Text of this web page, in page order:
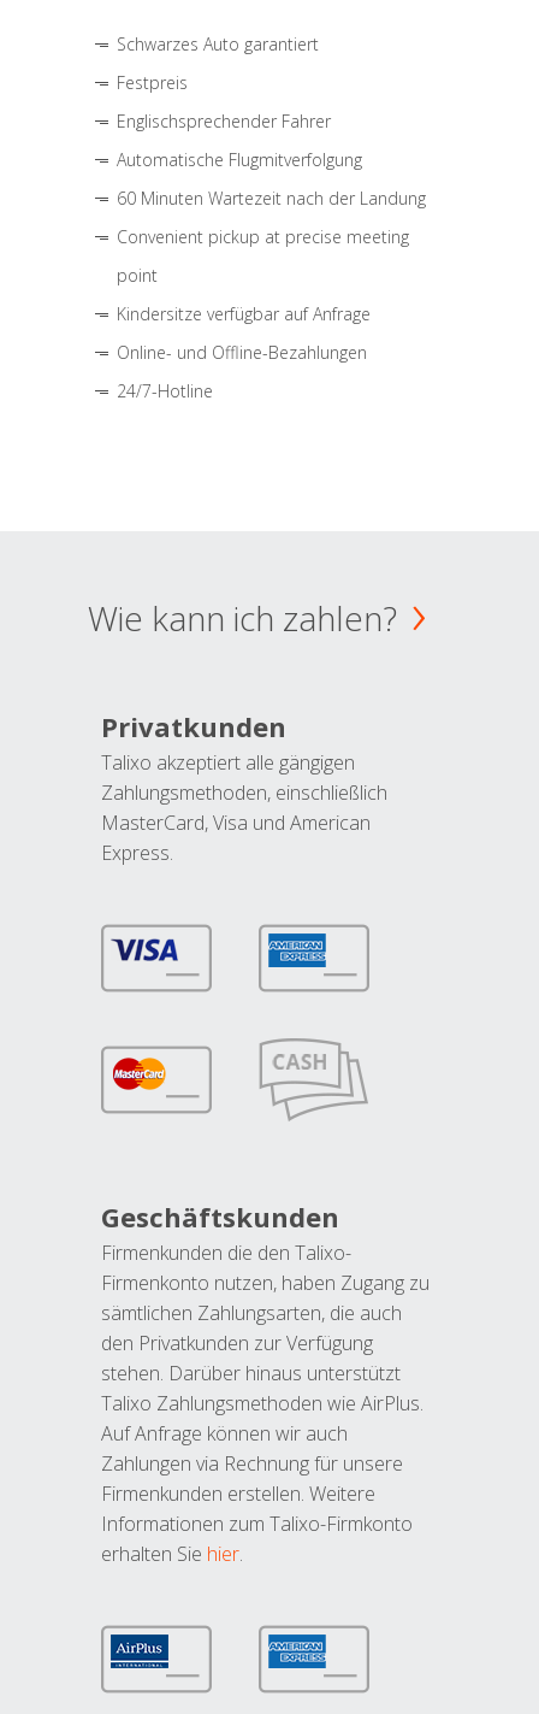
Schwarzes Auto garantiert
Festpreis
Englischsprechender Fahrer
Automatische Flugmitverfolgung
60 Minuten Wartezeit nach der Landung
Convenient pickup at precise meeting
point
Kindersitze verfügbar auf Anfrage
Online- und Offline-Bezahlungen
24/7-Hotline
Wie kann ich zahlen?
Privatkunden
Talixo akzeptiert alle gängigen
Zahlungsmethoden, einschließlich
MasterCard, Visa und American
Express.
Geschäftskunden
Firmenkunden die den Talixo-
Firmenkonto nutzen, haben Zugang zu
sämtlichen Zahlungsarten, die auch
den Privatkunden zur Verfügung
stehen. Darüber hinaus unterstützt
Talixo Zahlungsmethoden wie AirPlus.
Auf Anfrage können wir auch
Zahlungen via Rechnung für unsere
Firmenkunden erstellen. Weitere
Informationen zum Talixo-Firmkonto
erhalten Sie hier.